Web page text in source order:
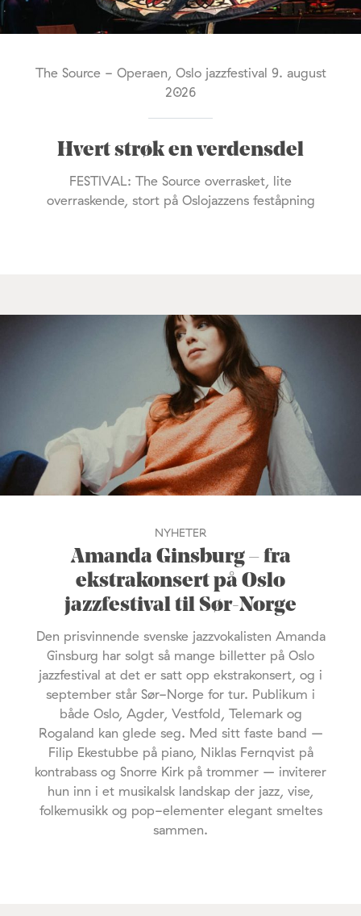
The Source - Operaen, Oslo jazzfestival 9. august
2026
Hvert strøk en verdensdel
FESTIVAL: The Source overrasket, lite
overraskende, stort på Oslojazzens feståpning
NYHETER
Amanda Ginsburg – fra
ekstrakonsert på Oslo
jazzfestival til Sør-Norge
Den prisvinnende svenske jazzvokalisten Amanda
Ginsburg har solgt så mange billetter på Oslo
jazzfestival at det er satt opp ekstrakonsert, og i
september står Sør-Norge for tur. Publikum i
både Oslo, Agder, Vestfold, Telemark og
Rogaland kan glede seg. Med sitt faste band –
Filip Ekestubbe på piano, Niklas Fernqvist på
kontrabass og Snorre Kirk på trommer – inviterer
hun inn i et musikalsk landskap der jazz, vise,
folkemusikk og pop-elementer elegant smeltes
sammen.